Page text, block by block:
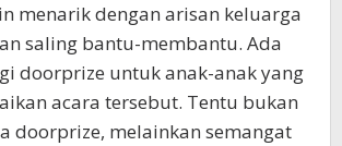
menarik dengan arisan keluarga
saling bantu-membantu. Ada
doorprize untuk anak-anak yang
acara tersebut. Tentu bukan
doorprize, melainkan semangat